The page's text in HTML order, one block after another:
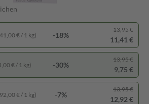
€ / 1 kg) -18%
13,95 €
11,41 €
€ / 1 kg) -30%
13,95 €
9,75 €
€ / 1 kg) -7%
13,95 €
12,92 €